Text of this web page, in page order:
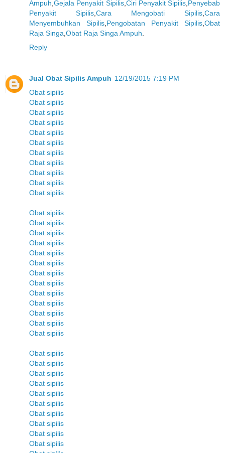
Ampuh,Gejala Penyakit Sipilis,Ciri Penyakit Sipilis,Penyebab
Penyakit Sipilis,Cara Mengobati Sipilis,Cara
Menyembuhkan Sipilis,Pengobatan Penyakit Sipilis,Obat
Raja Singa,Obat Raja Singa Ampuh.
Reply
Jual Obat Sipilis Ampuh 12/19/2015 7:19 PM
Obat sipilis
Obat sipilis
Obat sipilis
Obat sipilis
Obat sipilis
Obat sipilis
Obat sipilis
Obat sipilis
Obat sipilis
Obat sipilis
Obat sipilis
Obat sipilis
Obat sipilis
Obat sipilis
Obat sipilis
Obat sipilis
Obat sipilis
Obat sipilis
Obat sipilis
Obat sipilis
Obat sipilis
Obat sipilis
Obat sipilis
Obat sipilis
Obat sipilis
Obat sipilis
Obat sipilis
Obat sipilis
Obat sipilis
Obat sipilis
Obat sipilis
Obat sipilis
Obat sipilis
Obat sipilis